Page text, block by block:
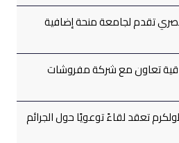
تقدم لجامعة منحة إضافية
تعاون مع شركة مفروشات
تعقد لقاءً توعويًا حول الجرائم